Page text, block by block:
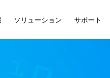
ソリューション サポート